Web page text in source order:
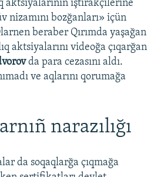
aktsiyalarınıñ iştirakçilerine
bozğanları» içün
beraber Qırımda yaşağan
aktsiyalarını videoğa çıqarğan
da para cezasını aldı.
ve aqlarını qorumağa
narazılığı
da soqaqlarğa çıqmağa